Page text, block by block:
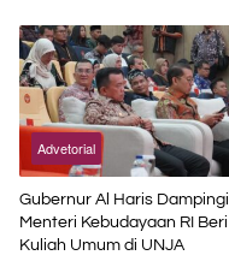
Advetorial
Gubernur Al Haris Dampingi
Menteri Kebudayaan RI Beri
Kuliah Umum di UNJA